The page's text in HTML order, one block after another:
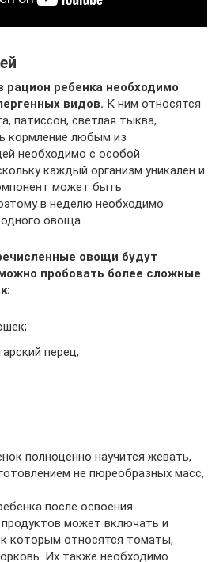
ребенка необходимо
видов. К ним относятся
патиссон, светлая тыква,
кормление любым из
необходимо с особой
каждый организм уникален и
может быть
в неделю необходимо
овоща.
овощи будут
пробовать более сложные
перец;
полноценно научится жевать,
не пюреобразных масс,
после освоения
может включать и
которым относятся томаты,
Их также необходимо